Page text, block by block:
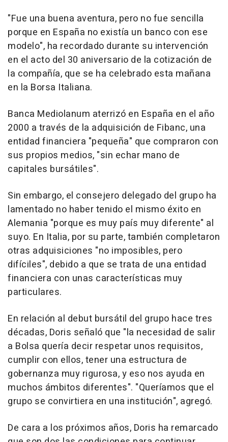
"Fue una buena aventura, pero no fue sencilla
porque en España no existía un banco con ese
modelo", ha recordado durante su intervención
en el acto del 30 aniversario de la cotización de
la compañía, que se ha celebrado esta mañana
en la Borsa Italiana.
Banca Mediolanum aterrizó en España en el año
2000 a través de la adquisición de Fibanc, una
entidad financiera "pequeña" que compraron con
sus propios medios, "sin echar mano de
capitales bursátiles".
Sin embargo, el consejero delegado del grupo ha
lamentado no haber tenido el mismo éxito en
Alemania "porque es muy país muy diferente" al
suyo. En Italia, por su parte, también completaron
otras adquisiciones "no imposibles, pero
difíciles", debido a que se trata de una entidad
financiera con unas características muy
particulares.
En relación al debut bursátil del grupo hace tres
décadas, Doris señaló que "la necesidad de salir
a Bolsa quería decir respetar unos requisitos,
cumplir con ellos, tener una estructura de
gobernanza muy rigurosa, y eso nos ayuda en
muchos ámbitos diferentes". "Queríamos que el
grupo se convirtiera en una institución", agregó.
De cara a los próximos años, Doris ha remarcado